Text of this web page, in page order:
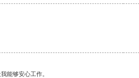
能够安心工作。